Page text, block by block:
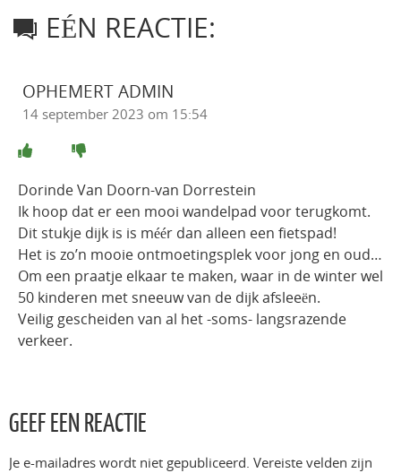
EÉN REACTIE:
OPHEMERT ADMIN
14 september 2023 om 15:54
Dorinde Van Doorn-van Dorrestein
Ik hoop dat er een mooi wandelpad voor terugkomt.
Dit stukje dijk is is méér dan alleen een fietspad!
Het is zo’n mooie ontmoetingsplek voor jong en oud…
Om een praatje elkaar te maken, waar in de winter wel
50 kinderen met sneeuw van de dijk afsleeën.
Veilig gescheiden van al het -soms- langsrazende
verkeer.
GEEF EEN REACTIE
Je e-mailadres wordt niet gepubliceerd. Vereiste velden zijn